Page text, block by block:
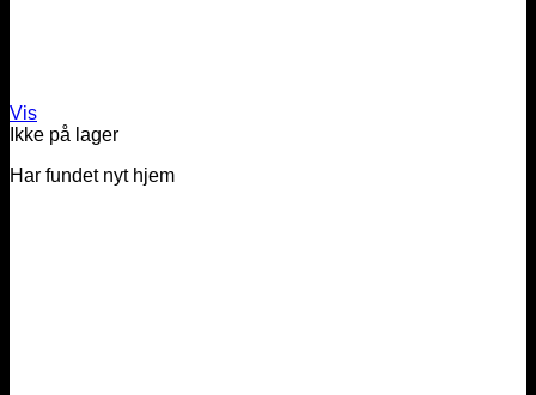
Vis
Ikke på lager
Har fundet nyt hjem